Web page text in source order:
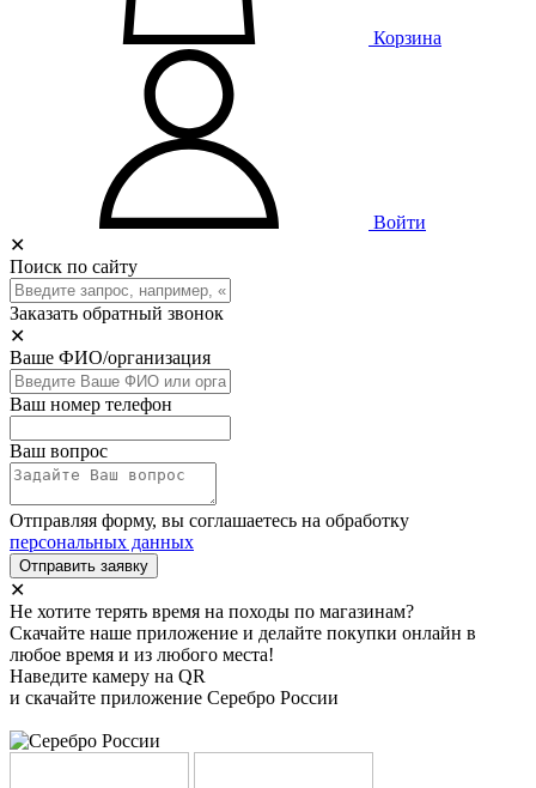
Корзина
Войти
✕
Поиск по сайту
Заказать обратный звонок
✕
Ваше ФИО/организация
Ваш номер телефон
Ваш вопрос
Отправляя форму, вы соглашаетесь на обработку
персональных данных
Отправить заявку
✕
Не хотите терять время на походы по магазинам?
Скачайте наше приложение и делайте покупки онлайн в
любое время и из любого места!
Наведите камеру на QR
и скачайте приложение Серебро России